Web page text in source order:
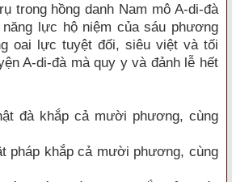
trong hồng danh Nam mô A-di-đà
lực hộ niệm của sáu phương
oai lực tuyệt đối, siêu việt và tối
A-di-đà mà quy y và đảnh lễ hết
đà khắp cả mười phương, cùng
pháp khắp cả mười phương, cùng